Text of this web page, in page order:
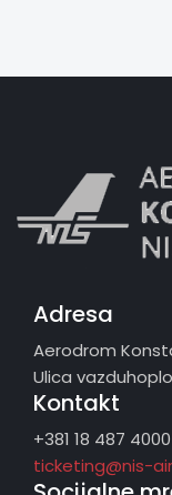
Adresa
Aerodrom
Ulica
Kontakt
+381 18 487 4000
ticketing@nis-